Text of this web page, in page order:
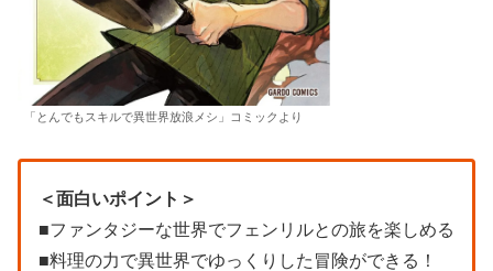
「とんでもスキルで異世界放浪メシ」コミックより
＜面白いポイント＞
■ファンタジーな世界でフェンリルとの旅を楽しめる
■料理の力で異世界でゆっくりした冒険ができる！